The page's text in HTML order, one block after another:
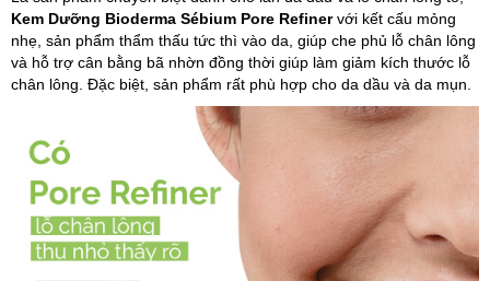
Kem Dưỡng Bioderma Sébium Pore Refinervới kết cấu mỏng
nhẹ, sản phẩm thẩm thấu tức thì vào da, giúp che phủ lỗ chân lông
và hỗ trợ cân bằng bã nhờn đồng thời giúp làm giảm kích thước lỗ
chân lông. Đặc biệt, sản phẩm rất phù hợp cho da dầu và da mụn.